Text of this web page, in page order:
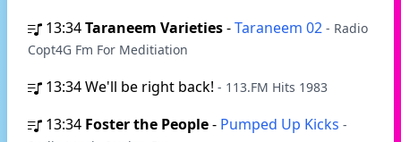
13:34Taraneem Varieties-Taraneem 02 - Radio
Copt4G Fm For Meditiation
13:34We'll be right back! - 113.FM Hits 1983
13:34 Foster the People- Pumped Up Kicks -